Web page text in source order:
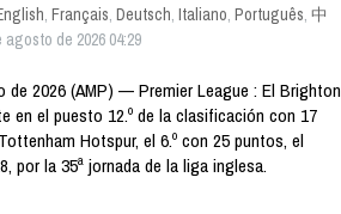
, Français, Deutsch, Italiano, Português, 中
de 2026 04:29
de 2026 (AMP) — Premier League : El Brighton
en el puesto 12.º de la clasificación con 17
Hotspur, el 6.º con 25 puntos, el
por la 35ª jornada de la liga inglesa.